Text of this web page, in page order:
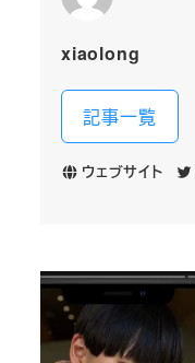
xiaolong
記事一覧
ウェブサイト